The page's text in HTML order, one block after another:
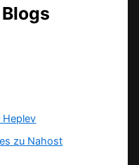
zu Nahost